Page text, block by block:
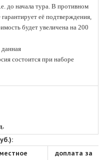
до начала тура. В противном
её подтверждения,
будет увеличена на 200
состоится при наборе
доплата за